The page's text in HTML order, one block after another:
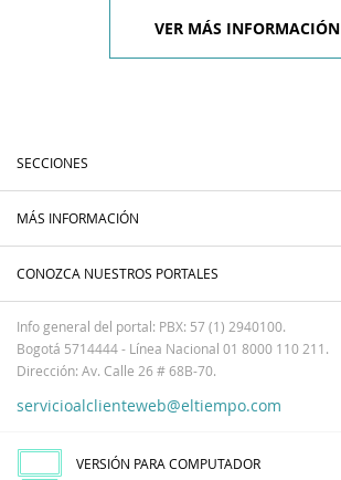
VER MÁS INFORMACIÓN
SECCIONES
MÁS INFORMACIÓN
CONOZCA NUESTROS PORTALES
Info general del portal: PBX: 57 (1) 2940100.
Bogotá 5714444 - Línea Nacional 01 8000 110 211.
Dirección: Av. Calle 26 # 68B-70.
servicioalclienteweb@eltiempo.com
VERSIÓN PARA COMPUTADOR